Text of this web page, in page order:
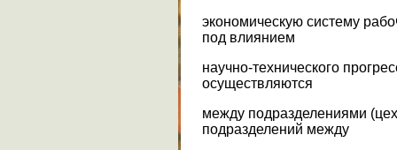
экономическую систему
под влиянием
научно-технического
осуществляются
между подразделениями
подразделений между